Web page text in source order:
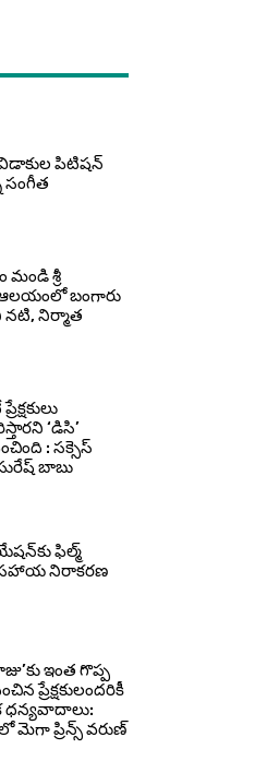
పిటిషన్
సంగీత
శ్రీ
బంగారు
నటి, నిర్మాత
‘డిసి’
: సక్సెస్
బాబు
ఫిల్మ్
సహాయ నిరాకరణ
ఇంత గొప్ప
ప్రేక్షకులందరికీ
ధన్యవాదాలు:
మెగా ప్రిన్స్ వరుణ్